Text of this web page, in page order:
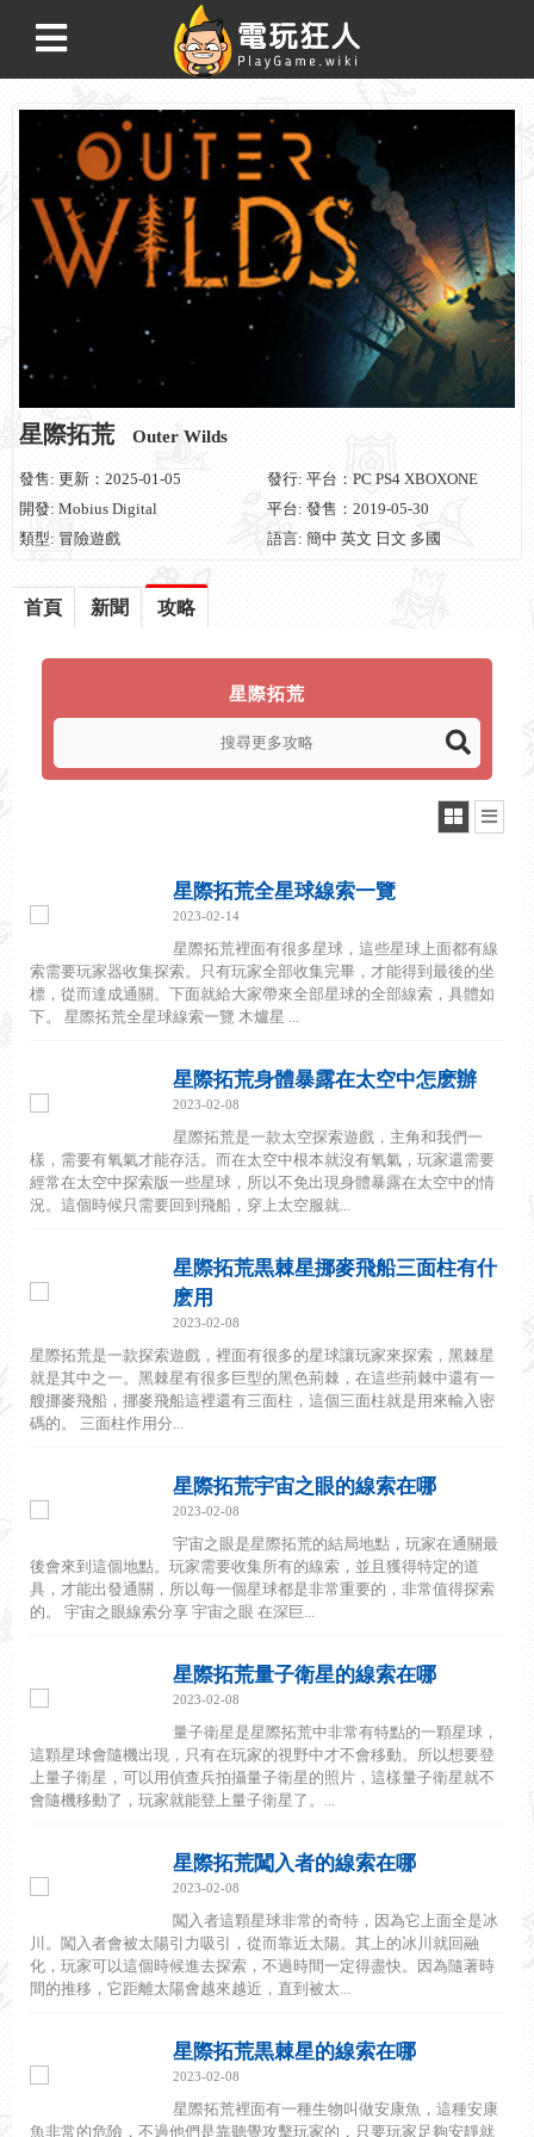
星際拓荒 Outer Wilds
發售: 更新：2025-01-05
發行: 平台：PC PS4 XBOXONE
開發: Mobius Digital
平台: 發售：2019-05-30
類型: 冒險遊戲
語言: 簡中 英文 日文 多國
首頁 新聞 攻略
星際拓荒
星際拓荒全星球線索一覽
2023-02-14
星際拓荒裡面有很多星球，這些星球上面都有線
索需要玩家器收集探索。只有玩家全部收集完畢，才能得到最後的坐
標，從而達成通關。下面就給大家帶來全部星球的全部線索，具體如
下。 星際拓荒全星球線索一覽 木爐星 ...
星際拓荒身體暴露在太空中怎麽辦
2023-02-08
星際拓荒是一款太空探索遊戲，主角和我們一
樣，需要有氧氣才能存活。而在太空中根本就沒有氧氣，玩家還需要
經常在太空中探索版一些星球，所以不免出現身體暴露在太空中的情
況。這個時候只需要回到飛船，穿上太空服就...
星際拓荒黒棘星挪麥飛船三面柱有什
麽用
2023-02-08
星際拓荒是一款探索遊戲，裡面有很多的星球讓玩家來探索，黑棘星
就是其中之一。黑棘星有很多巨型的黑色荊棘，在這些荊棘中還有一
艘挪麥飛船，挪麥飛船這裡還有三面柱，這個三面柱就是用來輸入密
碼的。 三面柱作用分...
星際拓荒宇宙之眼的線索在哪
2023-02-08
宇宙之眼是星際拓荒的結局地點，玩家在通關最
後會來到這個地點。玩家需要收集所有的線索，並且獲得特定的道
具，才能出發通關，所以每一個星球都是非常重要的，非常值得探索
的。 宇宙之眼線索分享 宇宙之眼 在深巨...
星際拓荒量子衛星的線索在哪
2023-02-08
量子衛星是星際拓荒中非常有特點的一顆星球，
這顆星球會隨機出現，只有在玩家的視野中才不會移動。所以想要登
上量子衛星，可以用偵查兵拍攝量子衛星的照片，這樣量子衛星就不
會隨機移動了，玩家就能登上量子衛星了。...
星際拓荒闖入者的線索在哪
2023-02-08
闖入者這顆星球非常的奇特，因為它上面全是冰
川。闖入者會被太陽引力吸引，從而靠近太陽。其上的冰川就回融
化，玩家可以這個時候進去探索，不過時間一定得盡快。因為隨著時
間的推移，它距離太陽會越來越近，直到被太...
星際拓荒黒棘星的線索在哪
2023-02-08
星際拓荒裡面有一種生物叫做安康魚，這種安康
魚非常的危險，不過他們是靠聽覺攻擊玩家的，只要玩家足夠安靜就